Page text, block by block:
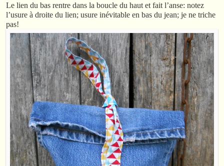
Le lien du bas rentre dans la boucle du haut et fait l’anse: notez
l’usure à droite du lien; usure inévitable en bas du jean; je ne triche
pas!